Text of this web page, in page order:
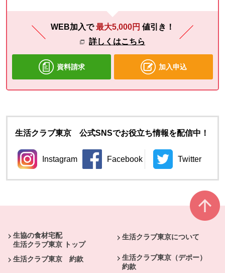
WEB加入で最大5,000円 値引き！
詳しくはこちら
資料請求 加入申込
生活クラブ東京 公式SNSでお役立ち情報を配信中！
Instagram
別のウィンドウで開きます。
Facebook
別のウィンドウで開きます。
Twitter
別のウィン
生協の食材宅配
生活クラブ東京 トップ
生活クラブ東京について
生活クラブ東京 約款
生活クラブ東京（デポー）
約款